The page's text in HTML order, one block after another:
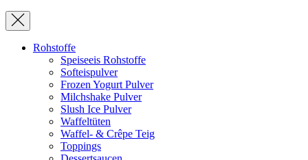
Rohstoffe
Speiseeis Rohstoffe
Softeispulver
Frozen Yogurt Pulver
Milchshake Pulver
Slush Ice Pulver
Waffeltüten
Waffel- & Crêpe Teig
Toppings